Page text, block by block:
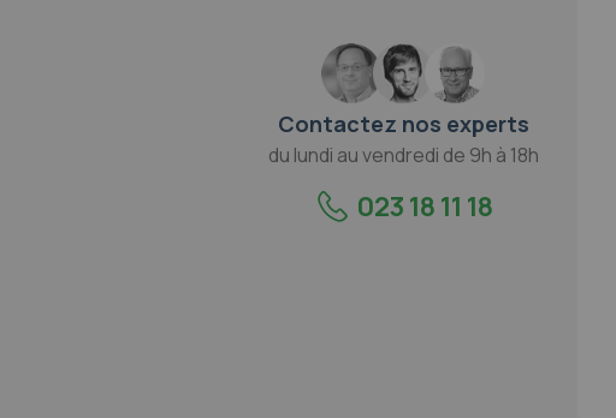
Contactez nos experts
du lundi au vendredi de 9h à 18h
023 18 11 18